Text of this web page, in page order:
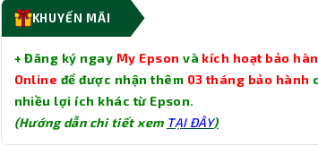
KHUYẾN MÃI
+ Đăng ký ngay My Epsonvà kích hoạt bảo
Online để được nhận thêm 03 tháng bảo hành
nhiều lợi ích khác từ Epson.
(Hướng dẫn chi tiết xem TẠI ĐÂY)